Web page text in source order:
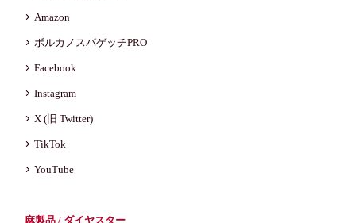
Amazon
ボルカノスパゲッチPRO
Facebook
Instagram
X (旧 Twitter)
TikTok
YouTube
麻製品 / ダイヤスター